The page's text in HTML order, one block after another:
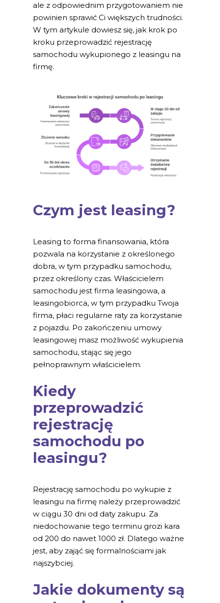
ale z odpowiednim przygotowaniem nie
powinien sprawić Ci większych trudności.
W tym artykule dowiesz się, jak krok po
kroku przeprowadzić rejestrację
samochodu wykupionego z leasingu na
firmę.
Czym jest leasing?
Leasing to forma finansowania, która
pozwala na korzystanie z określonego
dobra, w tym przypadku samochodu,
przez określony czas. Właścicielem
samochodu jest firma leasingowa, a
leasingobiorca, w tym przypadku Twoja
firma, płaci regularne raty za korzystanie
z pojazdu. Po zakończeniu umowy
leasingowej masz możliwość wykupienia
samochodu, stając się jego
pełnoprawnym właścicielem.
Kiedy
przeprowadzić
rejestrację
samochodu po
leasingu?
Rejestrację samochodu po wykupie z
leasingu na firmę należy przeprowadzić
w ciągu 30 dni od daty zakupu. Za
niedochowanie tego terminu grozi kara
od 200 do nawet 1000 zł. Dlatego ważne
jest, aby zająć się formalnościami jak
najszybciej.
Jakie dokumenty są